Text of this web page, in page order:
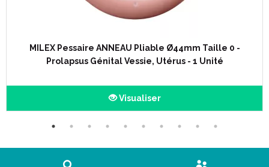
MILEX Pessaire ANNEAU Pliable Ø44mm Taille 0 -
Prolapsus Génital Vessie, Utérus - 1 Unité
Visualiser